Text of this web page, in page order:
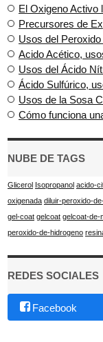
El Oxigeno Activo
Precursores de
Usos del
Acido Acético,
Usos del Ácido
Ácido Sulfúrico,
Usos de la Sosa
Cómo funciona
NUBE DE TAGS
Glicerol Isopropanol acido-
oxigenada diluir-peroxido-
gel-coat gelcoat gelcoat-de-
peroxido-de-hidrogeno
REDES SOCIALES
Facebook